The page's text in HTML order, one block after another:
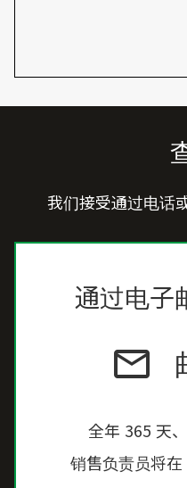
我们接受通过电话
通过电子
mail_outline
全年 365 天
销售负责员将在